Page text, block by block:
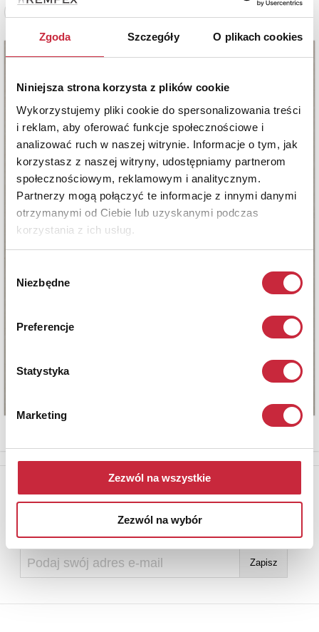
Zgoda Szczegóły O plikach cookies
Niniejsza strona korzysta z plików cookie
Wykorzystujemy pliki cookie do spersonalizowania treści
i reklam, aby oferować funkcje społecznościowe i
analizować ruch w naszej witrynie. Informacje o tym, jak
korzystasz z naszej witryny, udostępniamy partnerom
społecznościowym, reklamowym i analitycznym.
Partnerzy mogą połączyć te informacje z innymi danymi
otrzymanymi od Ciebie lub uzyskanymi podczas
korzystania z ich usług.
zgody
Niezbędne
Preferencje
Statystyka
Marketing
Zezwól na wszystkie
Zezwól na wybór
Newsletter
adres e-mail